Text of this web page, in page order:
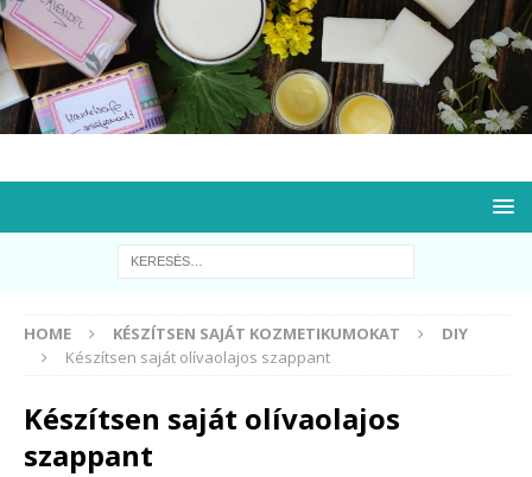
HOME KÉSZÍTSEN SAJÁT KOZMETIKUMOKAT
DIY
Készítsen saját olívaolajos szappant
Készítsen saját olívaolajos
szappant